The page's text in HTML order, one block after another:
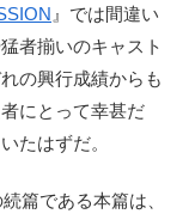
』では間違い
者揃いのキャスト
の興行成績からも
にとって幸甚だ
たはずだ。
続篇である本篇は、